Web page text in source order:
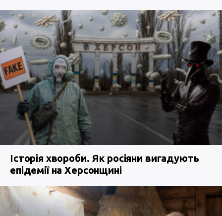
Історія хвороби. Як росіяни вигадують
епідемії на Херсонщині